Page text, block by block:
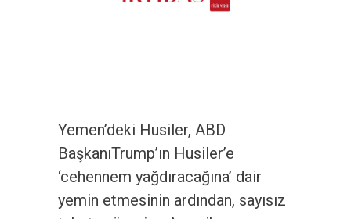
Yemen’deki Husiler, ABD
BaşkanıTrump’ın Husiler’e
‘cehennem yağdıracağına’ dair
yemin etmesinin ardından, sayısız